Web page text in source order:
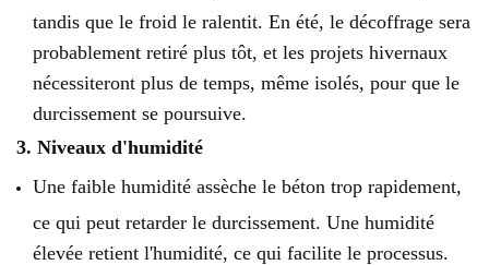
tandis que le froid le ralentit. En été, le décoffrage sera
probablement retiré plus tôt, et les projets hivernaux
nécessiteront plus de temps, même isolés, pour que le
durcissement se poursuive.
3. Niveaux d'humidité
Une faible humidité assèche le béton trop rapidement,
ce qui peut retarder le durcissement. Une humidité
élevée retient l'humidité, ce qui facilite le processus.